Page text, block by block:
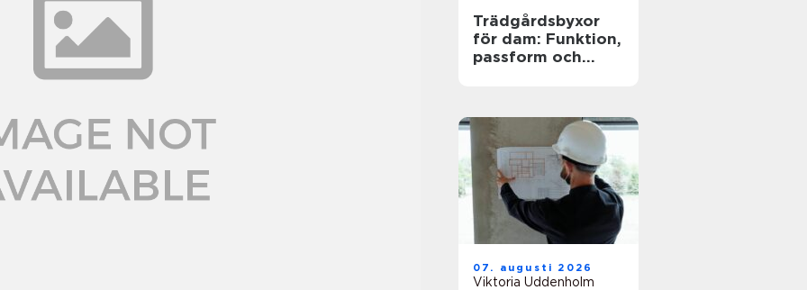
Trädgårdsbyxor
för dam: Funktion,
passform och
07. augusti 2026
Viktoria Uddenholm